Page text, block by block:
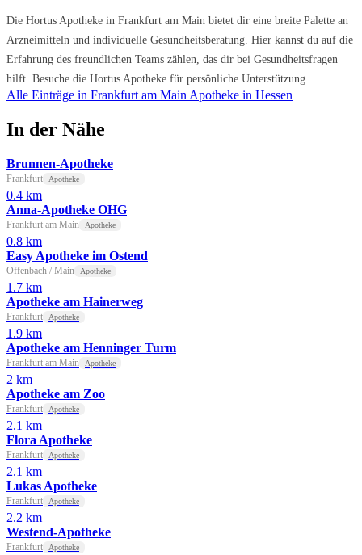
Die Hortus Apotheke in Frankfurt am Main bietet dir eine breite Palette an
Arzneimitteln und individuelle Gesundheitsberatung. Hier kannst du auf die
Erfahrung des freundlichen Teams zählen, das dir bei Gesundheitsfragen
hilft. Besuche die Hortus Apotheke für persönliche Unterstützung.
Alle Einträge in Frankfurt am Main Apotheke in Hessen
In der Nähe
Brunnen-Apotheke
Frankfurt Apotheke
0.4 km
Anna-Apotheke OHG
Frankfurt am Main Apotheke
0.8 km
Easy Apotheke im Ostend
Offenbach / Main Apotheke
1.7 km
Apotheke am Hainerweg
Frankfurt Apotheke
1.9 km
Apotheke am Henninger Turm
Frankfurt am Main Apotheke
2 km
Apotheke am Zoo
Frankfurt Apotheke
2.1 km
Flora Apotheke
Frankfurt Apotheke
2.1 km
Lukas Apotheke
Frankfurt Apotheke
2.2 km
Westend-Apotheke
Frankfurt Apotheke